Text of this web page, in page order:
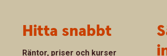
Hitta snabbt
Räntor, priser och kurser